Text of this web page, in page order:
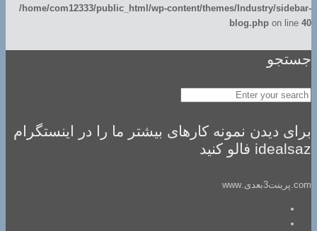
/home/com12333/public_html/wp-content/themes/Industry/sidebar-
blog.php on line 40
جستجو
برای دیدن نمونه کارهای بیشتر ما را در اینستگرام
idealsaz فالو کنید
com.پرینت3بعدی.www